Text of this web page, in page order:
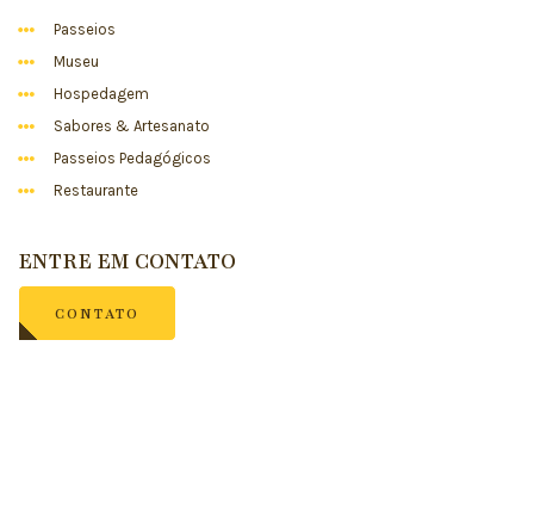
Passeios
Museu
Hospedagem
Sabores & Artesanato
Passeios Pedagógicos
Restaurante
ENTRE EM CONTATO
CONTATO